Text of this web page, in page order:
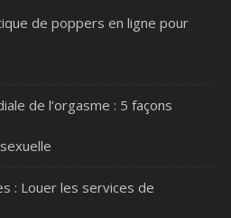
de poppers en ligne pour
de l’orgasme : 5 façons
: Louer les services de